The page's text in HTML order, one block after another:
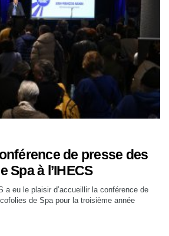
de presse des
Spa à l’IHECS
a eu le plaisir d’accueillir la conférence de
de Spa pour la troisième année